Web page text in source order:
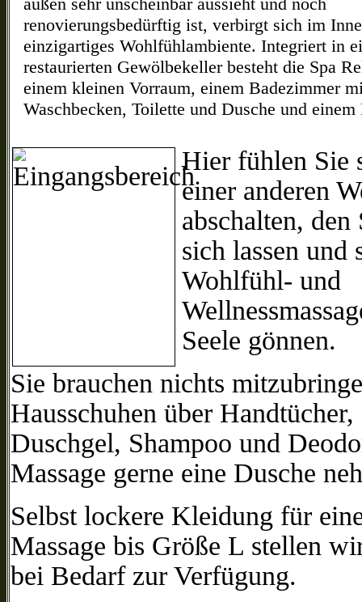
renovierungsbedürftig ist, verbirgt sich im
einzigartiges Wohlfühlambiente. Integriert in
restaurierten Gewölbekeller besteht die Spa
einem kleinen Vorraum, einem Badezimmer
Waschbecken, Toilette und Dusche und einem
Hier fühlen Sie
einer anderen
abschalten, den
sich lassen und
Wohlfühl- und
Seele gönnen.
Sie brauchen nichts
Hausschuhen über
Duschgel, Shampoo und
Massage gerne eine Dusche
Selbst lockere Kleidung für
Massage bis Größe L stellen
bei Bedarf zur Verfügung.